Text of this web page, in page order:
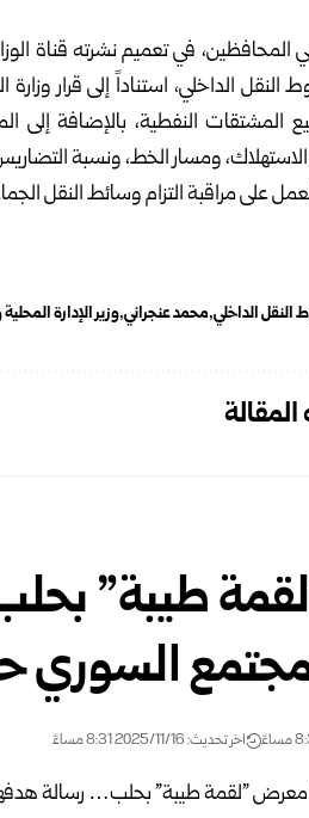
المحافظين، في تعميم نشرته قناة
الداخلي، استناداً إلى قراروزارة
النفطية، بالإضافة إلى
ومسار الخط، ونسبة
على مراقبة التزام وسائط النقل
النقل الداخلي محمد عنجراني وزير الإدارة
طيبة”
السوري
اخر تحديث: 2025/11/16 8:31 مساءً